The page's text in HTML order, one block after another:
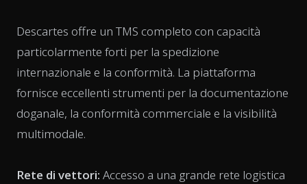
Descartes offre un TMS completo con capacità
particolarmente forti per la spedizione
internazionale e la conformità. La piattaforma
fornisce eccellenti strumenti per la documentazione
doganale, la conformità commerciale e la visibilità
multimodale.
Rete di vettori: Accesso a una grande rete logistica